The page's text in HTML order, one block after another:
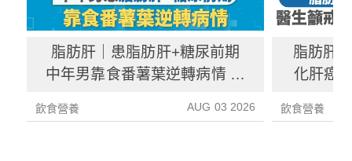
脂肪肝｜患脂肪肝+糖尿前期
中年男靠食番薯葉逆轉病情 肝
飲食營養 AUG 03 2026
脂肪肝
化肝癌
飲食營養